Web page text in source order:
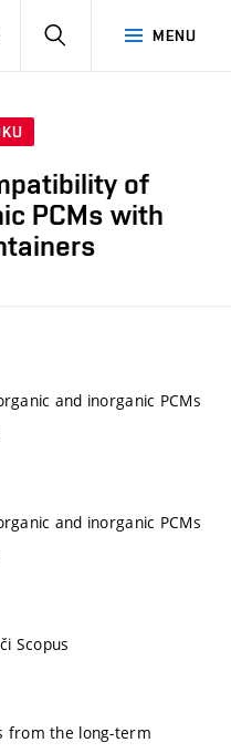
MENU
of
PCMs with
and inorganic PCMs
and inorganic PCMs
Scopus
from the long-term